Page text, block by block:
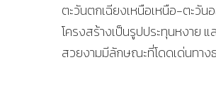
ตะวันตกเฉียงเหนือเหนือ-ตะวั
โครงสร้างเป็นรูปประทุนหงาย
สวยงามมีลักษณะที่โดดเด่นทาง